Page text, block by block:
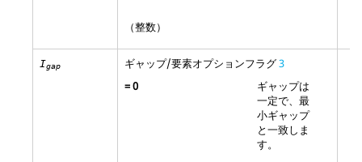
（整数）
Igap ギャップ/要素オプションフラグ3
=0
ギャップは
一定で、最
小ギャップ
と一致しま
す。